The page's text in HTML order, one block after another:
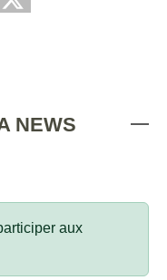
NEWS
aux